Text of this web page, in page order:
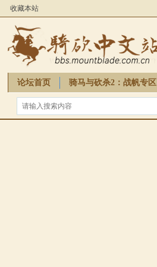
收藏本站
论坛首页 骑马与砍杀2：战帆专区
骑砍周边